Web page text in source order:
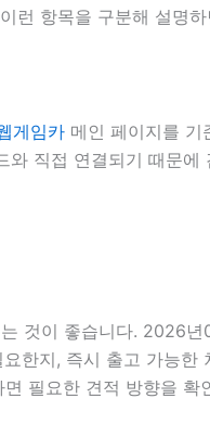
항목을 구분해 설명
게임카 메인 페이지를 기
직접 연결되기 때문
것이 좋습니다. 2026
한지, 즉시 출고 가능
필요한 견적 방향을